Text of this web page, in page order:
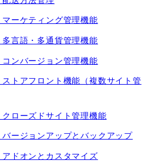
ーケティング管理機能
言語・多通貨管理機能
ンバージョン管理機能
トアフロント機能（複数サイト管
ローズドサイト管理機能
ージョンアップとバックアップ
ドオンとカスタマイズ